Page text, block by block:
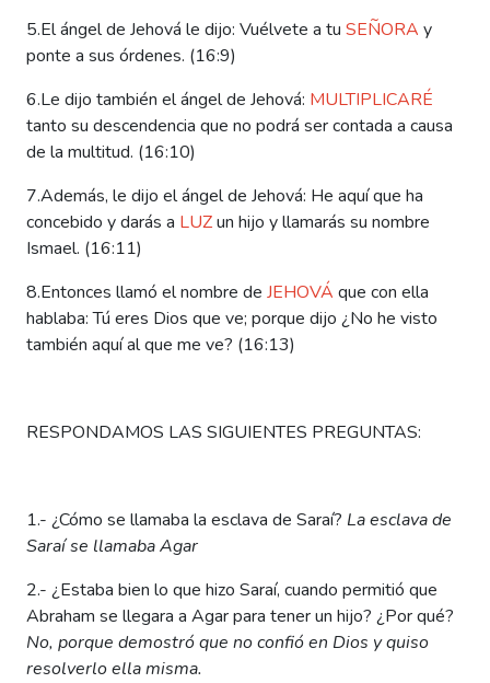
5.El ángel de Jehová le dijo: Vuélvete a tu SEÑORA y
ponte a sus órdenes. (16:9)
6.Le dijo también el ángel de Jehová: MULTIPLICARÉ
tanto su descendencia que no podrá ser contada a causa
de la multitud. (16:10)
7.Además, le dijo el ángel de Jehová: He aquí que ha
concebido y darás a LUZun hijo y llamarás su nombre
Ismael. (16:11)
8.Entonces llamó el nombre de JEHOVÁ que con ella
hablaba: Tú eres Dios que ve; porque dijo ¿No he visto
también aquí al que me ve? (16:13)
RESPONDAMOS LAS SIGUIENTES PREGUNTAS:
1.- ¿Cómo se llamaba la esclava de Saraí? La esclava de
Saraí se llamaba Agar
2.- ¿Estaba bien lo que hizo Saraí, cuando permitió que
Abraham se llegara a Agar para tener un hijo? ¿Porqué?
No, porque demostró que no confió en Dios y quiso
resolverlo ella misma.